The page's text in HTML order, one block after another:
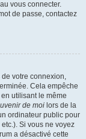
vous connecter.
de passe, contactez
de votre connexion,
Cela empêche
utilisant le même
de moi lors de la
ordinateur public pour
Si vous ne voyez
a désactivé cette